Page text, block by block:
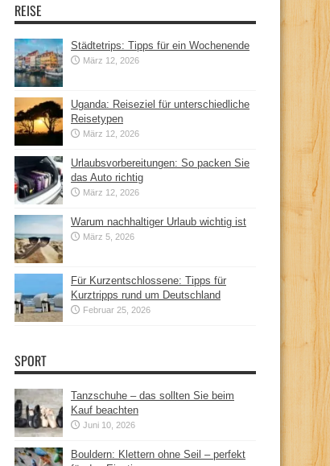
REISE
Städtetrips: Tipps für ein Wochenende
März 12, 2026
Uganda: Reiseziel für unterschiedliche
Reisetypen
März 12, 2026
Urlaubsvorbereitungen: So packen Sie
das Auto richtig
März 12, 2026
Warum nachhaltiger Urlaub wichtig ist
März 5, 2026
Für Kurzentschlossene: Tipps für
Kurztripps rund um Deutschland
Februar 25, 2026
SPORT
Tanzschuhe – das sollten Sie beim
Kauf beachten
Juni 10, 2026
Bouldern: Klettern ohne Seil – perfekt